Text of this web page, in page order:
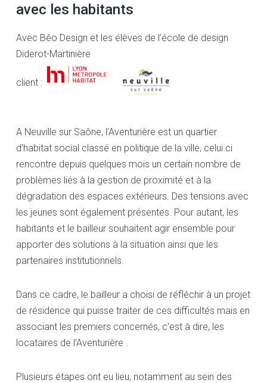
avec les habitants
Avec Bêo Design et les élèves de l’école de design
Diderot-Martinière
client :
A Neuville sur Saône, l’Aventurière est un quartier
d’habitat social classé en politique de la ville, celui ci
rencontre depuis quelques mois un certain nombre de
problèmes liés à la gestion de proximité et à la
dégradation des espaces extérieurs. Des tensions avec
les jeunes sont également présentes. Pour autant, les
habitants et le bailleur souhaitent agir ensemble pour
apporter des solutions à la situation ainsi que les
partenaires institutionnels.
Dans ce cadre, le bailleur a choisi de réfléchir à un projet
de résidence qui puisse traiter de ces difficultés mais en
associant les premiers concernés, c’est à dire, les
locataires de l’Aventurière .
Plusieurs étapes ont eu lieu, notamment au sein des